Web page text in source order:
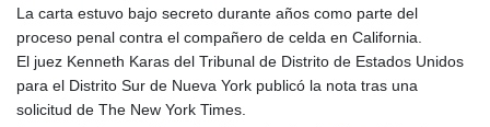
La carta estuvo bajo secreto durante años como parte del
proceso penal contra el compañero de celda en California.
El juez Kenneth Karas del Tribunal de Distrito de Estados Unidos
para el Distrito Sur de Nueva York publicó la nota tras una
solicitud de The New York Times.